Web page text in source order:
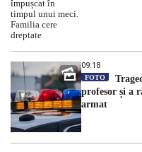
09:18
FOTO
profesor și a
armat